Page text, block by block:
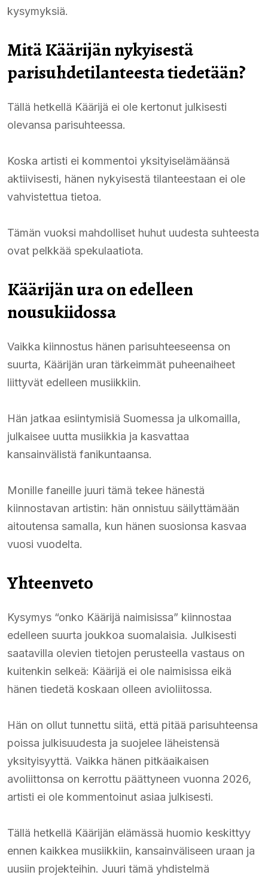
kysymyksiä.
Mitä Käärijän nykyisestä
parisuhdetilanteesta tiedetään?
Tällä hetkellä Käärijä ei ole kertonut julkisesti
olevansa parisuhteessa.
Koska artisti ei kommentoi yksityiselämäänsä
aktiivisesti, hänen nykyisestä tilanteestaan ei ole
vahvistettua tietoa.
Tämän vuoksi mahdolliset huhut uudesta suhteesta
ovat pelkkää spekulaatiota.
Käärijän ura on edelleen
nousukiidossa
Vaikka kiinnostus hänen parisuhteeseensa on
suurta, Käärijän uran tärkeimmät puheenaiheet
liittyvät edelleen musiikkiin.
Hän jatkaa esiintymisiä Suomessa ja ulkomailla,
julkaisee uutta musiikkia ja kasvattaa
kansainvälistä fanikuntaansa.
Monille faneille juuri tämä tekee hänestä
kiinnostavan artistin: hän onnistuu säilyttämään
aitoutensa samalla, kun hänen suosionsa kasvaa
vuosi vuodelta.
Yhteenveto
Kysymys “onko Käärijä naimisissa” kiinnostaa
edelleen suurta joukkoa suomalaisia. Julkisesti
saatavilla olevien tietojen perusteella vastaus on
kuitenkin selkeä: Käärijä ei ole naimisissa eikä
hänen tiedetä koskaan olleen avioliitossa.
Hän on ollut tunnettu siitä, että pitää parisuhteensa
poissa julkisuudesta ja suojelee läheistensä
yksityisyyttä. Vaikka hänen pitkäaikaisen
avoliittonsa on kerrottu päättyneen vuonna 2026,
artisti ei ole kommentoinut asiaa julkisesti.
Tällä hetkellä Käärijän elämässä huomio keskittyy
ennen kaikkea musiikkiin, kansainväliseen uraan ja
uusiin projekteihin. Juuri tämä yhdistelmä